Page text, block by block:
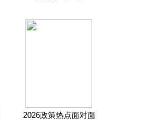
2026政策热点面对面